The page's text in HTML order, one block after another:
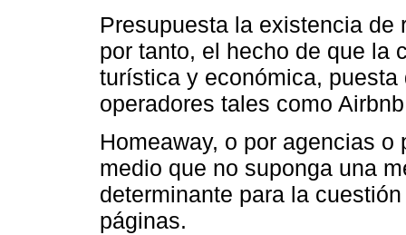
Presupuesta la existencia
por tanto, el hecho de que la
turística y económica,
operadores tales como
Homeaway, o por agencias
medio que no suponga una
determinante para la
páginas.